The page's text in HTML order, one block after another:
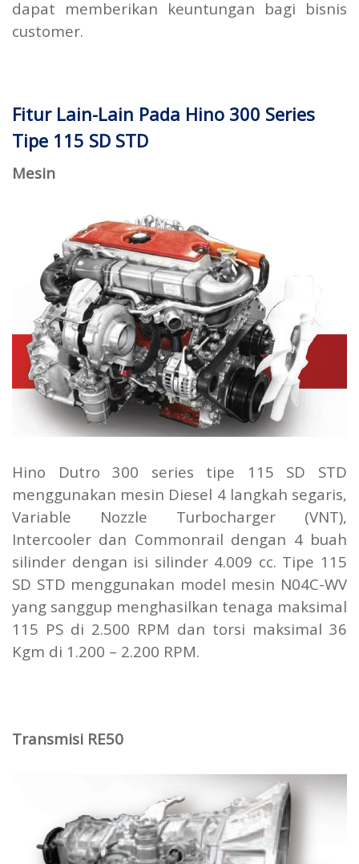
dapat memberikan keuntungan bagi bisnis
customer.
Fitur Lain-Lain Pada Hino 300 Series
Tipe 115 SD STD
Mesin
Hino Dutro 300 series tipe 115 SD STD
menggunakan mesin Diesel 4 langkah segaris,
Variable Nozzle Turbocharger (VNT),
Intercooler dan Commonrail dengan 4 buah
silinder dengan isi silinder 4.009 cc. Tipe 115
SD STD menggunakan model mesin N04C-WV
yang sanggup menghasilkan tenaga maksimal
115 PS di 2.500 RPM dan torsi maksimal 36
Kgm di 1.200 – 2.200 RPM.
Transmisi RE50